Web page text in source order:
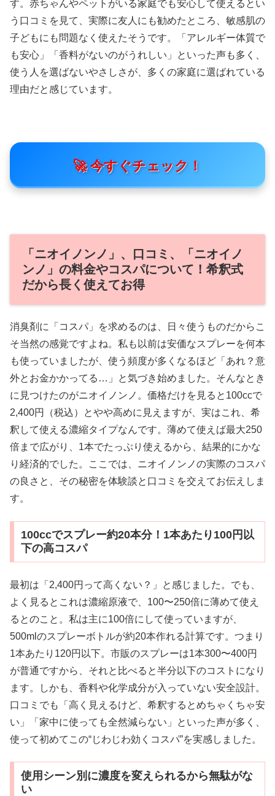
す。赤ちゃんやペットがいる家庭でも安心して使えるとい
う口コミを見て、実際に友人にも勧めたところ、敏感肌の
子どもにも問題なく使えたそうです。「アレルギー体質で
も安心」「香料がないのがうれしい」といった声も多く、
使う人を選ばないやさしさが、多くの家庭に選ばれている
理由だと感じています。
🚀 今すぐチェック！
「ニオイノンノ」、口コミ、「ニオイノ
ンノ」の料金やコスパについて！希釈式
だから長く使えてお得
消臭剤に「コスパ」を求めるのは、日々使うものだからこ
そ当然の感覚ですよね。私も以前は安価なスプレーを何本
も使っていましたが、使う頻度が多くなるほど「あれ？意
外とお金かかってる…」と気づき始めました。そんなとき
に見つけたのがニオイノンノ。価格だけを見ると100ccで
2,400円（税込）とやや高めに見えますが、実はこれ、希
釈して使える濃縮タイプなんです。薄めて使えば最大250
倍まで広がり、1本でたっぷり使えるから、結果的にかな
り経済的でした。ここでは、ニオイノンノの実際のコスパ
の良さと、その秘密を体験談と口コミを交えてお伝えしま
す。
100ccでスプレー約20本分！1本あたり100円以
下の高コスパ
最初は「2,400円って高くない？」と感じました。でも、
よく見るとこれは濃縮原液で、100〜250倍に薄めて使え
るとのこと。私は主に100倍にして使っていますが、
500mlのスプレーボトルが約20本作れる計算です。つまり
1本あたり120円以下。市販のスプレーは1本300〜400円
が普通ですから、それと比べると半分以下のコストになり
ます。しかも、香料や化学成分が入っていない安全設計。
口コミでも「高く見えるけど、希釈するとめちゃくちゃ安
い」「家中に使っても全然減らない」といった声が多く、
使って初めてこの“じわじわ効くコスパ”を実感しました。
使用シーン別に濃度を変えられるから無駄がな
い